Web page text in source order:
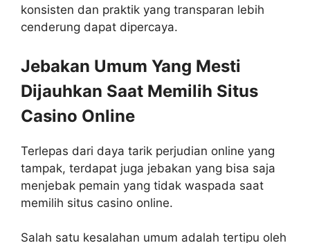
konsisten dan praktik yang transparan lebih
cenderung dapat dipercaya.
Jebakan Umum Yang Mesti
Dijauhkan Saat Memilih Situs
Casino Online
Terlepas dari daya tarik perjudian online yang
tampak, terdapat juga jebakan yang bisa saja
menjebak pemain yang tidak waspada saat
memilih situs casino online.
Salah satu kesalahan umum adalah tertipu oleh